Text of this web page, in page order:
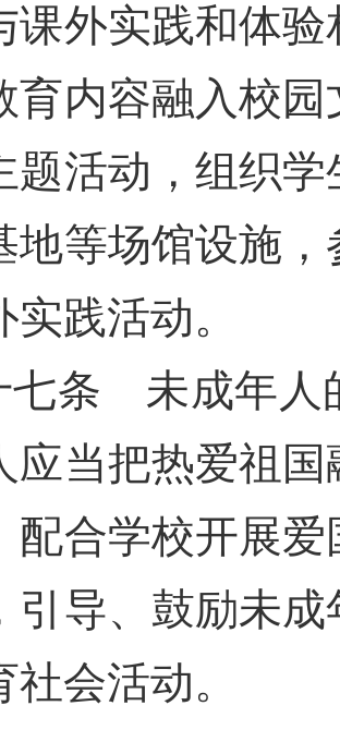
课外实践和体
育内容融入校
题活动，组织
地等场馆设施
践活动。
七条 未成年人
应当把热爱祖
配合学校开展
引导、鼓励未
社会活动。